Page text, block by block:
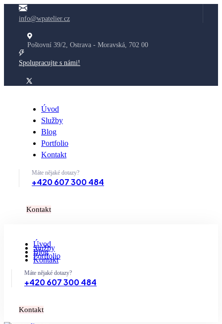
info@wpatelier.cz
Poštovní 39/2, Ostrava - Moravská, 702 00
Spolupracujte s námi!
Úvod
Služby
Blog
Portfolio
Kontakt
Máte nějaké dotazy?
+420 607 300 484
Kontakt
Úvod
Služby
Blog
Portfolio
Kontakt
Máte nějaké dotazy?
+420 607 300 484
Kontakt